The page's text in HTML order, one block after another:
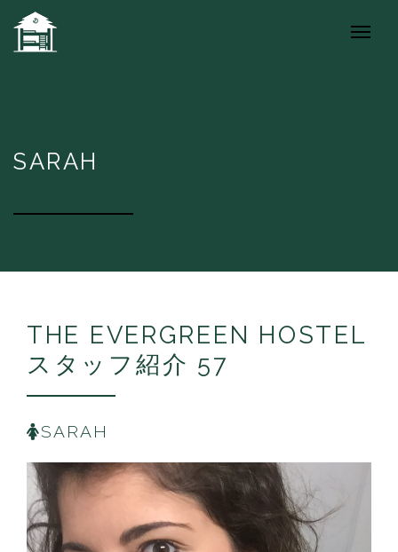
SARAH
THE EVERGREEN HOSTEL
スタッフ紹介 57
SARAH